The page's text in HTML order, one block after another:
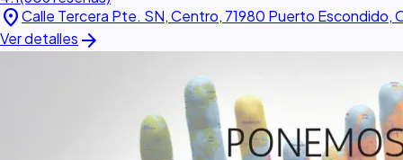
location_onCalle Tercera Pte. SN, Centro, 71980 Puerto Escondido,
Ver detalles arrow_forward